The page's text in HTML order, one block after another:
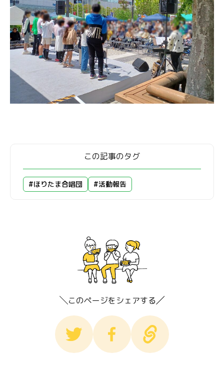
この記事のタグ
#ほりたま合唱団 #活動報告
このページをシェアする